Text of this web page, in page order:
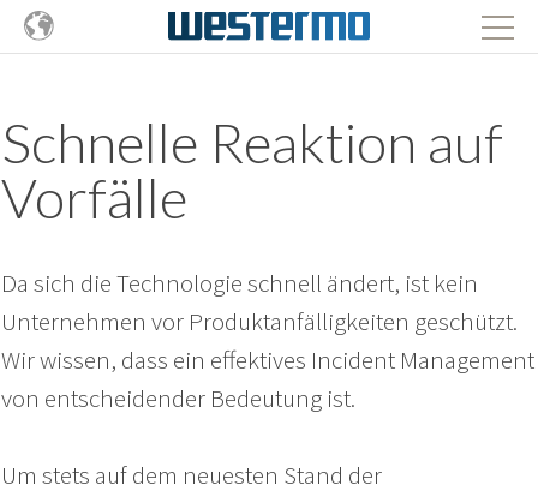
Schnelle Reaktion auf
Vorfälle
Da sich die Technologie schnell ändert, ist kein
Unternehmen vor Produktanfälligkeiten geschützt.
Wir wissen, dass ein effektives Incident Management
von entscheidender Bedeutung ist.
Um stets auf dem neuesten Stand der